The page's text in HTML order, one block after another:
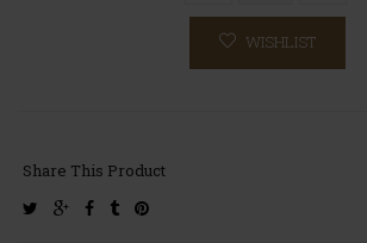
WISHLIST
Share This Product
twittergoogle-facebook
tumblrpinterest